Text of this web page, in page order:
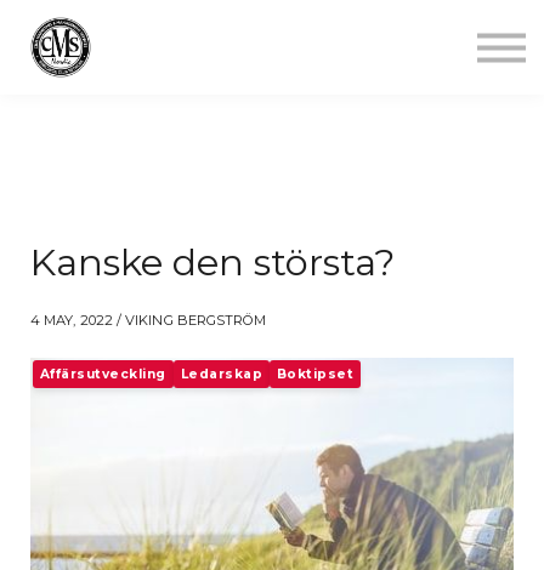
Kanske den största?
4 MAY, 2022 / VIKING BERGSTRÖM
Affärsutveckling Ledarskap Boktipset